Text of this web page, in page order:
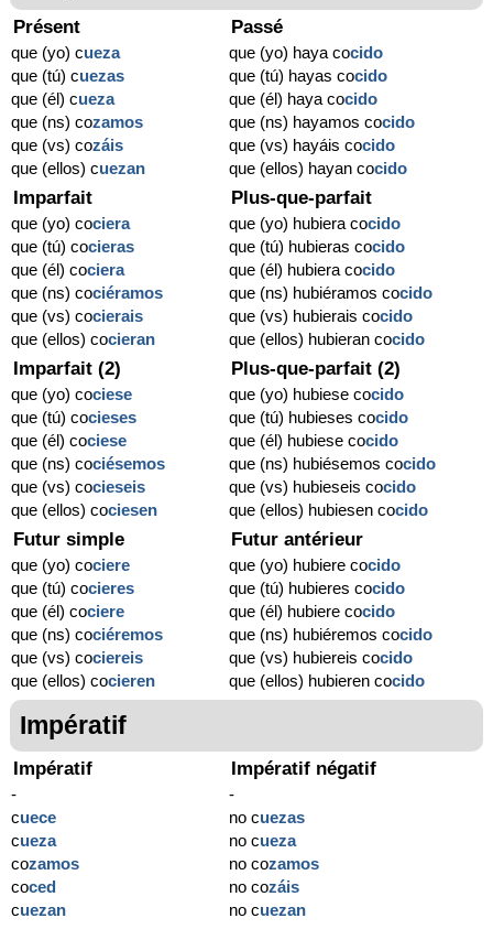
Présent
que (yo) cueza
que (tú) cuezas
que (él) cueza
que (ns) cozamos
que (vs) cozáis
que (ellos) cuezan
Passé
que (yo) haya cocido
que (tú) hayas cocido
que (él) haya cocido
que (ns) hayamos cocido
que (vs) hayáis cocido
que (ellos) hayan cocido
Imparfait
que (yo) cociera
que (tú) cocieras
que (él) cociera
que (ns) cociéramos
que (vs) cocierais
que (ellos) cocieran
Plus-que-parfait
que (yo) hubiera cocido
que (tú) hubieras cocido
que (él) hubiera cocido
que (ns) hubiéramos cocido
que (vs) hubierais cocido
que (ellos) hubieran cocido
Imparfait (2)
que (yo) cociese
que (tú) cocieses
que (él) cociese
que (ns) cociésemos
que (vs) cocieseis
que (ellos) cociesen
Plus-que-parfait (2)
que (yo) hubiese cocido
que (tú) hubieses cocido
que (él) hubiese cocido
que (ns) hubiésemos cocido
que (vs) hubieseis cocido
que (ellos) hubiesen cocido
Futur simple
que (yo) cociere
que (tú) cocieres
que (él) cociere
que (ns) cociéremos
que (vs) cociereis
que (ellos) cocieren
Futur antérieur
que (yo) hubiere cocido
que (tú) hubieres cocido
que (él) hubiere cocido
que (ns) hubiéremos cocido
que (vs) hubiereis cocido
que (ellos) hubieren cocido
Impératif
Impératif
-
cuece
cueza
cozamos
coced
cuezan
Impératif négatif
-
no cuezas
no cueza
no cozamos
no cozáis
no cuezan